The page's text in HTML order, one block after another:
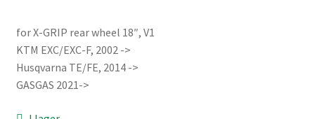
Däck/Mousse/Hjul
priset
var:
377 kr.
priset
är:
for X-GRIP rear wheel 18″, V1
KTM EXC/EXC-F, 2002 ->
Husqvarna TE/FE, 2014 ->
GASGAS 2021->